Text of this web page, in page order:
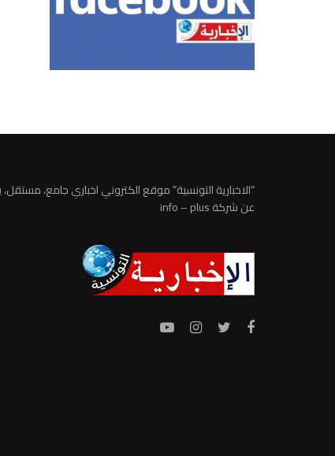
“الاخبارية التونسية” موقع الكتروني اخباري جامع،
عن شركة info – plus